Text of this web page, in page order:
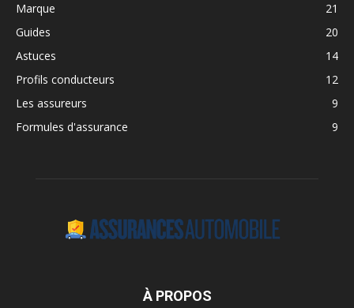
Marque
21
Guides
20
Astuces
14
Profils conducteurs
12
Les assureurs
9
Formules d'assurance
9
À PROPOS